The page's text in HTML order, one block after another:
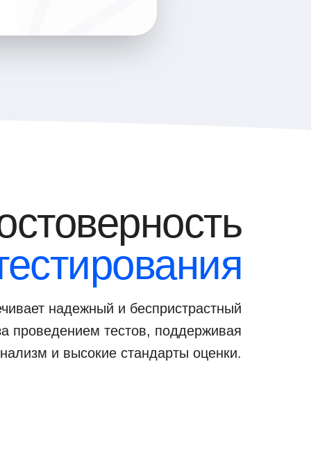
надежный и беспристрастный
проведением тестов, поддерживая
и высокие стандарты оценки.